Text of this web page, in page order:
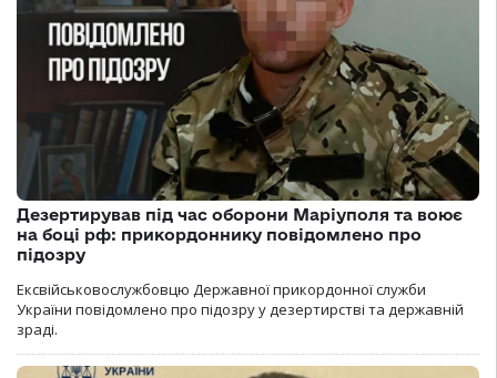
Дезертирував під час оборони Маріуполя та воює
на боці рф: прикордоннику повідомлено про
підозру
Ексвійськовослужбовцю Державної прикордонної служби
України повідомлено про підозру у дезертирстві та державній
зраді.